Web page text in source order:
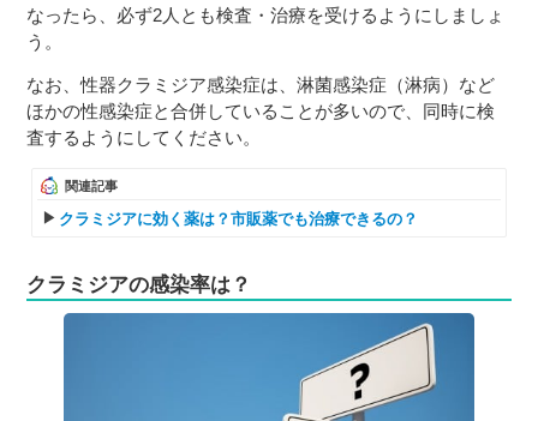
なったら、必ず2人とも検査・治療を受けるようにしましょ
う。
なお、性器クラミジア感染症は、淋菌感染症（淋病）など
ほかの性感染症と合併していることが多いので、同時に検
査するようにしてください。
関連記事
クラミジアに効く薬は？市販薬でも治療できるの？
クラミジアの感染率は？